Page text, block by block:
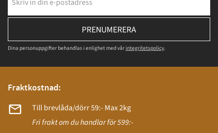
PRENUMERERA
Dina personuppgifter behandlas i enlighet med vår integritetspolicy.
Fraktkostnad:
Till brevlåda/dörr 59:- Max 2kg
Fri frakt om du handlar för 599:-